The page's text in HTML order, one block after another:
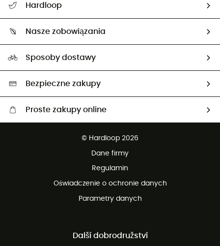
Zwrot artykułów i zwrot środków
Hardloop
Ambasadorzy
Nasze zobowiązania
Wybrane produkty eko
Sposoby dostawy
Bezpieczne zakupy
Proste zakupy online
© Hardloop 2026
Dane firmy
Regulamin
Oświadczenie o ochronie danych
Parametry danych
Další dobrodružství